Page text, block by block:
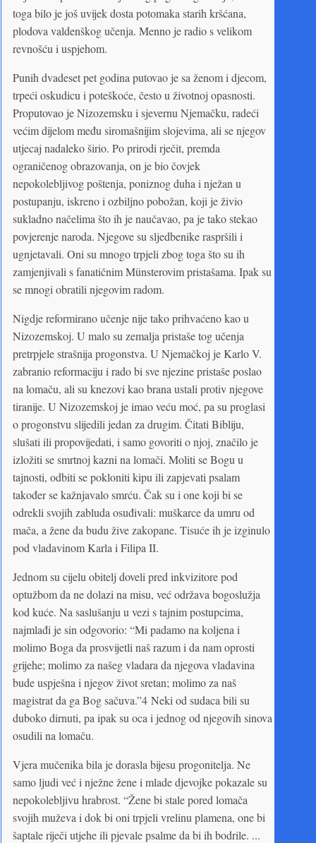
toga bilo je još uvijek dosta potomaka starih kršćana,
plodova valdenškog učenja. Menno je radio s velikom
revnošću i uspjehom.
Punih dvadeset pet godina putovao je sa ženom i djecom,
trpeći oskudicu i poteškoće, često u životnoj opasnosti.
Proputovao je Nizozemsku i sjevernu Njemačku, radeći
većim dijelom među siromašnijim slojevima, ali se njegov
utjecaj nadaleko širio. Po prirodi rječit, premda
ograničenog obrazovanja, on je bio čovjek
nepokolebljivog poštenja, poniznog duha i nježan u
postupanju, iskreno i ozbiljno pobožan, koji je živio
sukladno načelima što ih je naučavao, pa je tako stekao
povjerenje naroda. Njegove su sljedbenike raspršili i
ugnjetavali. Oni su mnogo trpjeli zbog toga što su ih
zamjenjivali s fanatičnim Münsterovim pristašama. Ipak su
se mnogi obratili njegovim radom.
Nigdje reformirano učenje nije tako prihvaćeno kao u
Nizozemskoj. U malo su zemalja pristaše tog učenja
pretrpjele strašnija progonstva. U Njemačkoj je Karlo V.
zabranio reformaciju i rado bi sve njezine pristaše poslao
na lomaču, ali su knezovi kao brana ustali protiv njegove
tiranije. U Nizozemskoj je imao veću moć, pa su proglasi
o progonstvu slijedili jedan za drugim. Čitati Bibliju,
slušati ili propovijedati, i samo govoriti o njoj, značilo je
izložiti se smrtnoj kazni na lomači. Moliti se Bogu u
tajnosti, odbiti se pokloniti kipu ili zapjevati psalam
također se kažnjavalo smrću. Čak su i one koji bi se
odrekli svojih zabluda osuđivali: muškarce da umru od
mača, a žene da budu žive zakopane. Tisuće ih je izginulo
pod vladavinom Karla i Filipa II.
Jednom su cijelu obitelj doveli pred inkvizitore pod
optužbom da ne dolazi na misu, već održava bogoslužja
kod kuće. Na saslušanju u vezi s tajnim postupcima,
najmlađi je sin odgovorio: “Mi padamo na koljena i
molimo Boga da prosvijetli naš razum i da nam oprosti
grijehe; molimo za našeg vladara da njegova vladavina
bude uspješna i njegov život sretan; molimo za naš
magistrat da ga Bog sačuva.”4 Neki od sudaca bili su
duboko dirnuti, pa ipak su oca i jednog od njegovih sinova
osudili na lomaču.
Vjera mučenika bila je dorasla bijesu progonitelja. Ne
samo ljudi već i nježne žene i mlade djevojke pokazale su
nepokolebljivu hrabrost. “Žene bi stale pored lomača
svojih muževa i dok bi oni trpjeli vrelinu plamena, one bi
šaptale riječi utjehe ili pjevale psalme da bi ih bodrile. ...